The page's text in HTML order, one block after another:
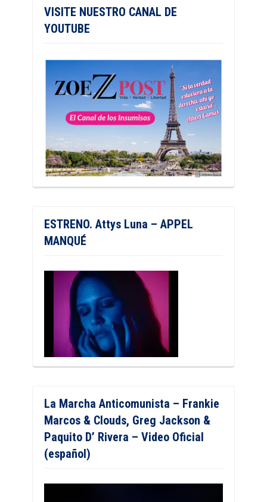
VISITE NUESTRO CANAL DE
YOUTUBE
ESTRENO. Attys Luna – APPEL
MANQUÉ
La Marcha Anticomunista – Frankie
Marcos & Clouds, Greg Jackson &
Paquito D’ Rivera – Video Oficial
(español)